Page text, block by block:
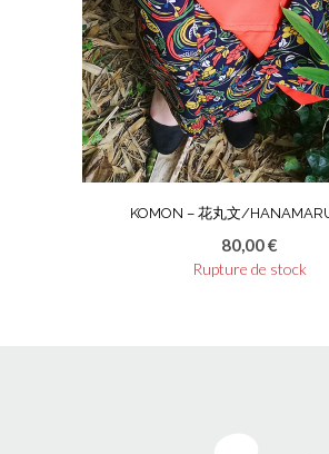
KOMON – 花丸文/
80,00€
Rupture de stock